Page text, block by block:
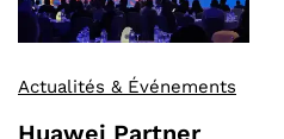
Actualités & Événements